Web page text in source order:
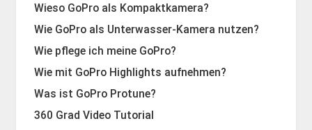
Wieso GoPro als Kompaktkamera?
Wie GoPro als Unterwasser-Kamera nutzen?
Wie pflege ich meine GoPro?
Wie mit GoPro Highlights aufnehmen?
Was ist GoPro Protune?
360 Grad Video Tutorial